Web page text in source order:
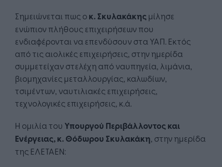
Σημειώνεται πως ο κ. Σκυλακάκης μίλησε
ενώπιον πλήθους επιχειρήσεων που
ενδιαφέρονται να επενδύσουν στα ΥΑΠ. Εκτός
από τις αιολικές επιχειρήσεις, στην ημερίδα
συμμετείχαν στελέχη από ναυπηγεία, λιμάνια,
βιομηχανίες μεταλλουργίας, καλωδίων,
τσιμέντων, ναυτιλιακές επιχειρήσεις,
τεχνολογικές επιχειρήσεις, κ.ά.
Η ομιλία του Υπουργού Περιβάλλοντος και
Ενέργειας, κ. Θόδωρου Σκυλακάκη, στην ημερίδα
της ΕΛΕΤΑΕΝ: